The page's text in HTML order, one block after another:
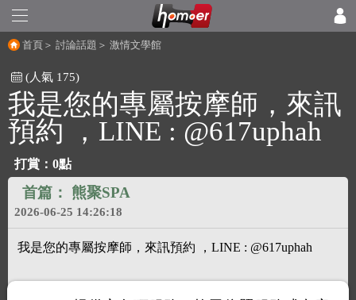
首頁 ＞ 討論話題 ＞ 激情文學館
(人氣 175)
我是您的專屬按摩師，來訊
預約 ，LINE : @617uphah
打賞：0點
首篇： 熊聚SPA
2026-06-25 14:26:18
我是您的專屬按摩師，來訊預約 ，LINE : @617uphah